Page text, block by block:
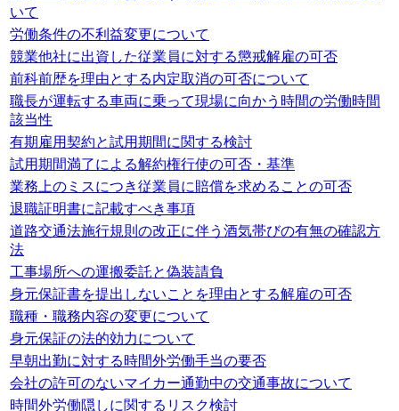
いて
労働条件の不利益変更について
競業他社に出資した従業員に対する懲戒解雇の可否
前科前歴を理由とする内定取消の可否について
職長が運転する車両に乗って現場に向かう時間の労働時間
該当性
有期雇用契約と試用期間に関する検討
試用期間満了による解約権行使の可否・基準
業務上のミスにつき従業員に賠償を求めることの可否
退職証明書に記載すべき事項
道路交通法施行規則の改正に伴う酒気帯びの有無の確認方
法
工事場所への運搬委託と偽装請負
身元保証書を提出しないことを理由とする解雇の可否
職種・職務内容の変更について
身元保証の法的効力について
早朝出勤に対する時間外労働手当の要否
会社の許可のないマイカー通勤中の交通事故について
時間外労働隠しに関するリスク検討